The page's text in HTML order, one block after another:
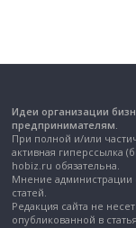
Идеи организации
предпринимателям.
При полной и/или
активная гиперссылка
hobiz.ru обязательна.
Мнение администрации
статей.
Редакция сайта не
опубликованной в